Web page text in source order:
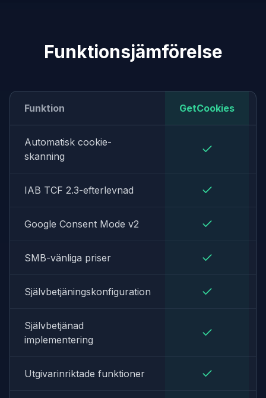
Funktionsjämförelse
Funktion GetCookies
Automatisk cookie-
skanning
IAB TCF 2.3-efterlevnad
Google Consent Mode v2
SMB-vänliga priser
Självbetjäningskonfiguration
Självbetjänad
implementering
Utgivarinriktade funktioner